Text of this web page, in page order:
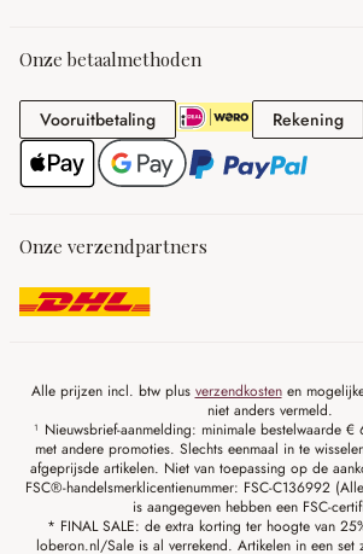
Onze betaalmethoden
VooruitbetalingVooruitbetaling Rekening
Onze verzendpartners
Alle prijzen incl. btw plus verzendkostenen
niet anders vermeld.
¹ Nieuwsbrief-aanmelding: minimale bestelwaarde
met andere promoties. Slechts eenmaal in te
afgeprijsde artikelen. Niet van toepassing op de
FSC®-handelsmerklicentienummer: FSC-C136992
is aangegeven hebben een FSC-
* FINAL SALE: de extra korting ter hoogte van
loberon.nl/Sale is al verrekend. Artikelen in een set